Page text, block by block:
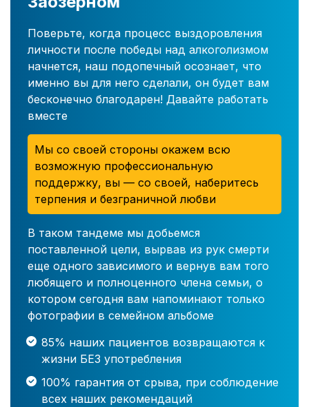
Поверьте, когда процесс выздоровления
личности после победы над алкоголизмом
начнется, наш подопечный осознает, что
именно вы для него сделали, он будет вам
бесконечно благодарен! Давайте работать
вместе
Мы со своей стороны окажем всю
возможную профессиональную
поддержку, вы — со своей, наберитесь
терпения и безграничной любви
В таком тандеме мы добьемся
поставленной цели, вырвав из рук смерти
еще одного зависимого и вернув вам того
любящего и полноценного члена семьи, о
котором сегодня вам напоминают только
фотографии в семейном альбоме
85% наших пациентов возвращаются к
жизни БЕЗ употребления
100% гарантия от срыва, при соблюдение
всех наших рекомендаций